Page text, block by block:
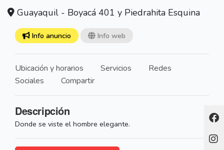
Guayaquil - Boyacá 401 y Piedrahita Esquina
Info anuncio Info web
Ubicación y horarios Servicios
Redes
Sociales
Compartir
Descripción
Donde se viste el hombre elegante.